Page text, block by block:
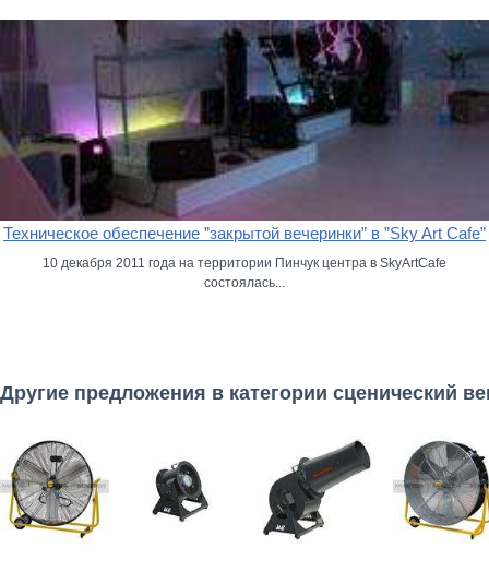
Техническое обеспечение ”закрытой вечеринки” в ”Sky Art Cafe”
10 декабря 2011 года на территории Пинчук центра в SkyArtCafe
состоялась...
Другие предложения в категории сценический